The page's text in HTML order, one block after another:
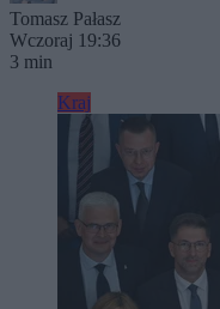
Tomasz Pałasz
Wczoraj 19:36
3 min
Kraj